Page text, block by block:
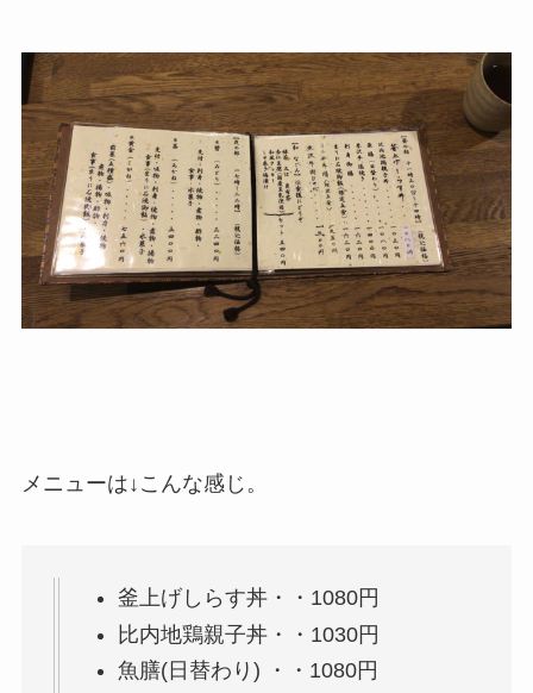
メニューは↓こんな感じ。
釜上げしらす丼・・1080円
比内地鶏親子丼・・1030円
魚膳(日替わり) ・・1080円